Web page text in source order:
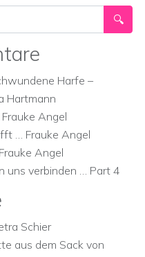
Harfe –
Hartmann
Angel
… Frauke Angel
Angel
uns verbinden … Part 4
Schier
aus dem Sack von